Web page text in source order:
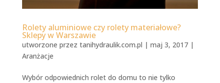
Rolety aluminiowe czy rolety materiałowe?
Sklepy w Warszawie
utworzone przez tanihydraulik.com.pl | maj 3, 2017|
Aranżacje
Wybór odpowiednich rolet do domu to nie tylko